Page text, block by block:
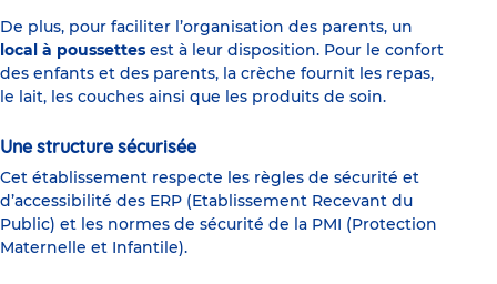
De plus, pour faciliter l’organisation des parents, un
local à poussettes est à leur disposition. Pour le confort
des enfants et des parents, la crèche fournit les repas,
le lait, les couches ainsi que les produits de soin.
Une structure sécurisée
Cet établissement respecte les règles de sécurité et
d’accessibilité des ERP (Etablissement Recevant du
Public) et les normes de sécurité de la PMI (Protection
Maternelle et Infantile).